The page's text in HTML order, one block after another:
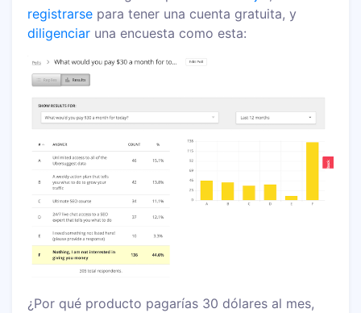
registrarse para tener una cuenta gratuita, y
diligenciar una encuesta como esta:
¿Por qué producto pagarías 30 dólares al mes,